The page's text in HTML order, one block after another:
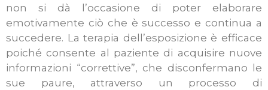
non si dà l’occasione di poter elaborare
emotivamente ciò che è successo e continua a
succedere. La terapia dell’esposizione è efficace
poiché consente al paziente di acquisire nuove
informazioni “correttive”, che disconfermano le
sue paure, attraverso un processo di